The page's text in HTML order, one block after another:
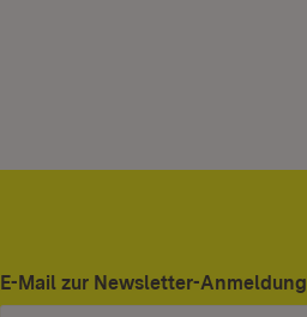
E-Mail zur Newsletter-Anmeldung